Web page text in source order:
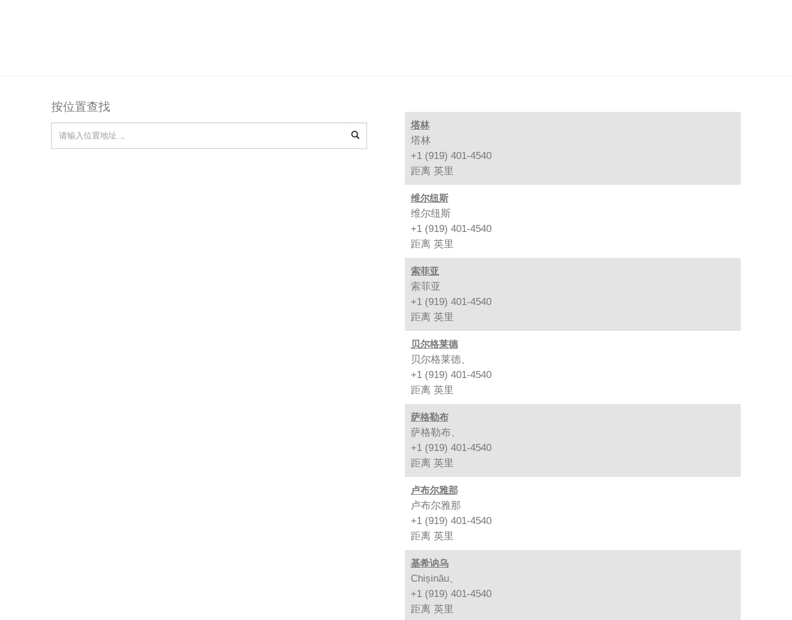
按位置查找
塔林
塔林
+1 (919) 401-4540
距离 英里
维尔纽斯
维尔纽斯
+1 (919) 401-4540
距离 英里
索菲亚
索菲亚
+1 (919) 401-4540
距离 英里
贝尔格莱德
贝尔格莱德、
+1 (919) 401-4540
距离 英里
萨格勒布
萨格勒布、
+1 (919) 401-4540
距离 英里
卢布尔雅那
卢布尔雅那
+1 (919) 401-4540
距离 英里
基希讷乌
Chișinău、
+1 (919) 401-4540
距离 英里